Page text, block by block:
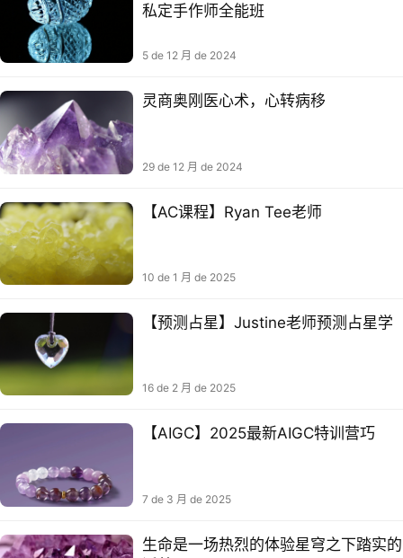
私定手作师全能班
5 de 12 月 de 2024
灵商奥刚医心术，​心转病移
29 de 12 月 de 2024
【AC课程】Ryan Tee老师
10 de 1 月 de 2025
【预‮占测‬星】Justine老‮预师‬测占星学​
16 de 2 月 de 2025
【AIGC】2025最新AIGC特训营巧
7 de 3 月 de 2025
生命是一场热烈的体验星穹之下踏实的